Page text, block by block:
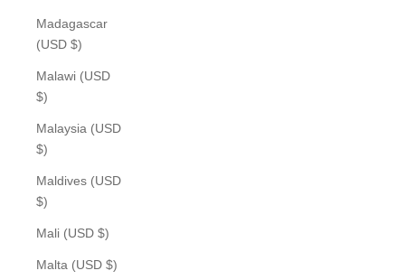
Madagascar
(USD $)
Malawi (USD
$)
Malaysia (USD
$)
Maldives (USD
$)
Mali (USD $)
Malta (USD $)